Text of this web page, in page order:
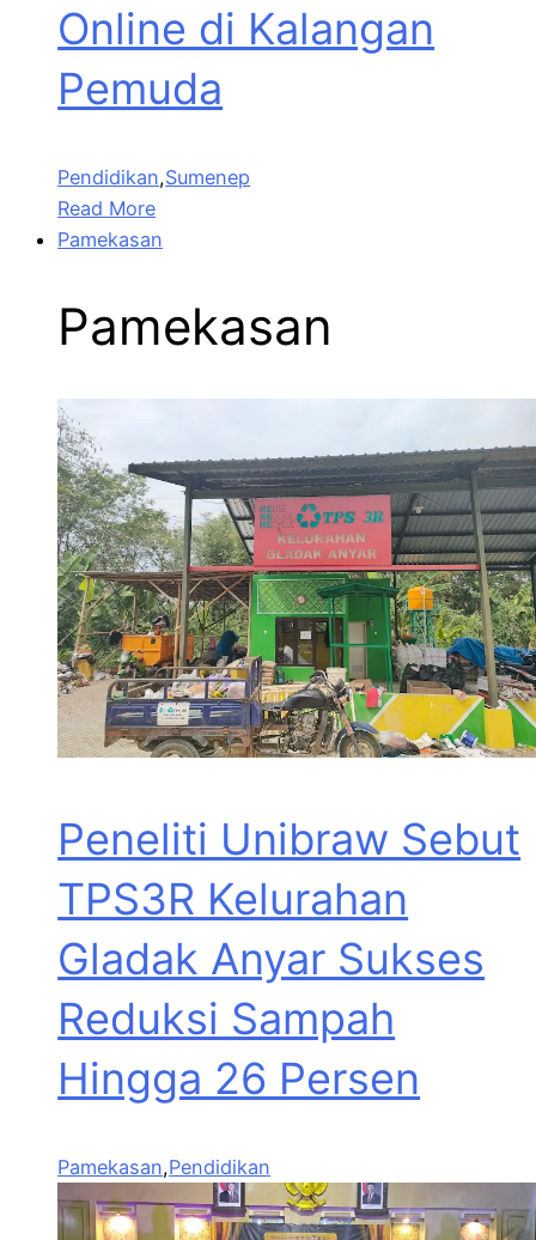
Online di Kalangan
Pemuda
Pendidikan,Sumenep
Read More
Pamekasan
Pamekasan
Peneliti Unibraw Sebut
TPS3R Kelurahan
Gladak Anyar Sukses
Reduksi Sampah
Hingga 26 Persen
Pamekasan,Pendidikan